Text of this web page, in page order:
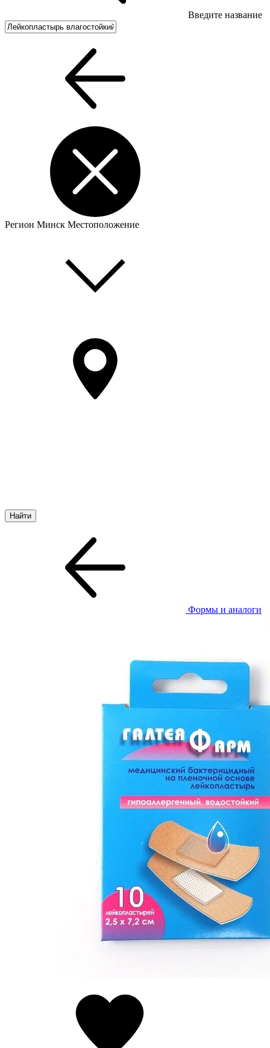
Введите название
Регион Минск Местоположение
Формы и аналоги